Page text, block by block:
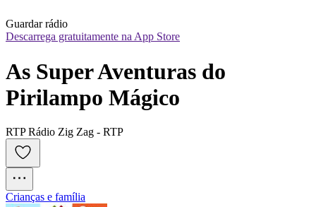
Guardar rádio
Descarrega gratuitamente na App Store
As Super Aventuras do
Pirilampo Mágico
RTP Rádio Zig Zag - RTP
Crianças e família